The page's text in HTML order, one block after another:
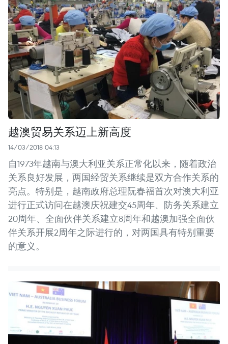
越澳贸易关系迈上新高度
14/03/2018 04:13
自1973年越南与澳大利亚关系正常化以来，随着政治
关系良好发展，两国经贸关系继续是双方合作关系的
亮点。特别是，越南政府总理阮春福首次对澳大利亚
进行正式访问在越澳庆祝建交45周年、防务关系建立
20周年、全面伙伴关系建立8周年和越澳加强全面伙
伴关系开展2周年之际进行的，对两国具有特别重要
的意义。